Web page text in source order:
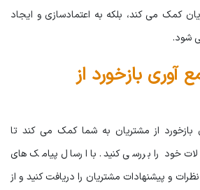
کمک می کند، بلکه به اعتمادسازی و ایجاد
شود.
بازخورد از
از مشتریان به شما کمک می کند تا
خود را بررسی کنید. با ارسال پیامک های
و پیشنهادات مشتریان را دریافت کنید و از